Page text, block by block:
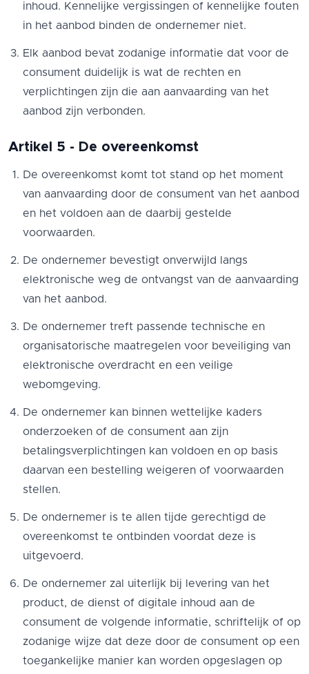
inhoud. Kennelijke vergissingen of kennelijke fouten
in het aanbod binden de ondernemer niet.
Elk aanbod bevat zodanige informatie dat voor de
consument duidelijk is wat de rechten en
verplichtingen zijn die aan aanvaarding van het
aanbod zijn verbonden.
Artikel 5 - De overeenkomst
De overeenkomst komt tot stand op het moment
van aanvaarding door de consument van het aanbod
en het voldoen aan de daarbij gestelde
voorwaarden.
De ondernemer bevestigt onverwijld langs
elektronische weg de ontvangst van de aanvaarding
van het aanbod.
De ondernemer treft passende technische en
organisatorische maatregelen voor beveiliging van
elektronische overdracht en een veilige
webomgeving.
De ondernemer kan binnen wettelijke kaders
onderzoeken of de consument aan zijn
betalingsverplichtingen kan voldoen en op basis
daarvan een bestelling weigeren of voorwaarden
stellen.
De ondernemer is te allen tijde gerechtigd de
overeenkomst te ontbinden voordat deze is
uitgevoerd.
De ondernemer zal uiterlijk bij levering van het
product, de dienst of digitale inhoud aan de
consument de volgende informatie, schriftelijk of op
zodanige wijze dat deze door de consument op een
toegankelijke manier kan worden opgeslagen op